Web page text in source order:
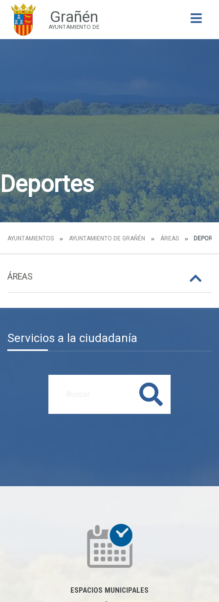
Grañén
AYUNTAMIENTO DE
Deportes
AYUNTAMIENTOS AYUNTAMIENTO DE GRAÑÉN ÁREAS
ÁREAS
Servicios a la ciudadanía
Buscar
ESPACIOS MUNICIPALES